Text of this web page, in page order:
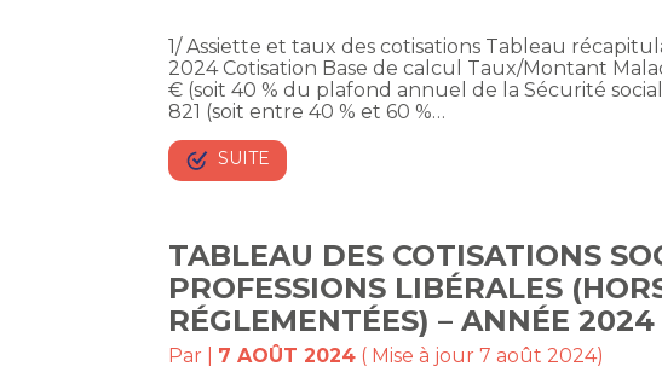
1/ Assiette et taux des cotisations Tableau
2024 Cotisation Base de calcul Taux/Montant
€ (soit 40 % du plafond annuel de la Sécurité
821 (soit entre 40 % et 60 %…
SUITE
TABLEAU DES COTISATIONS
PROFESSIONS LIBÉRALES
RÉGLEMENTÉES) – ANNÉE 2024
Par 7 AOÛT 2024 ( Mise à jour 7 août 2024)